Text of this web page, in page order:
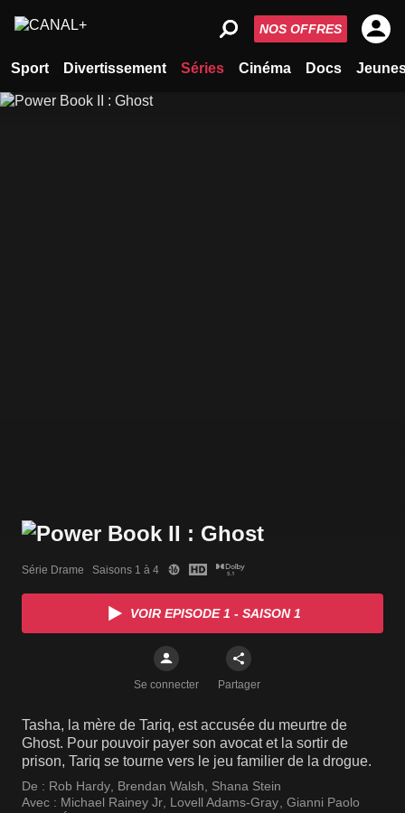
Sport Divertissement Séries Cinéma Docs
NOS OFFRES
Série Drame   Saisons 1 à 4
VOIR EPISODE 1 - SAISON 1
Se connecter Partager
Tasha, la mère de Tariq, est accusée du meurtre de
Ghost. Pour pouvoir payer son avocat et la sortir de
prison, Tariq se tourne vers le jeu familier de la drogue.
De : Rob Hardy, Brendan Walsh, Shana Stein
Avec : Michael Rainey Jr, Lovell Adams-Gray, Gianni Paolo